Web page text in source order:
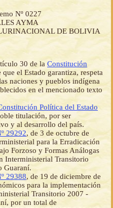
Nº 0227
AYMA
DE BOLIVIA
30 de la Constitución
que el Estado garantiza, respeta
naciones y pueblos indígena
en el mencionado texto
Política del Estado
titulación, por ser
y al desarrollo del país.
29292, de 3 de octubre de
para la Erradicación
Forzoso y Formas Análogas
Interministerial Transitorio
Guaraní.
29388, de 19 de diciembre de
para la implementación
Transitorio 2007 -
por un total de